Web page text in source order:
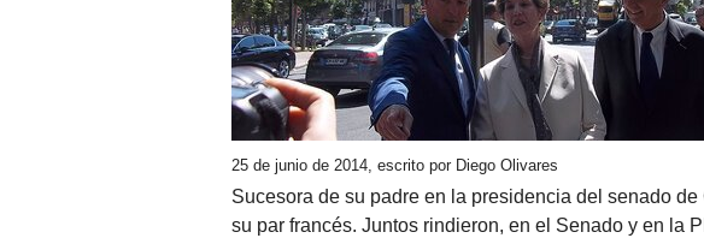
25 de junio de 2014, escrito por Diego Olivares
Sucesora de su padre en la presidencia del senado
su par francés. Juntos rindieron, en el Senado y en la